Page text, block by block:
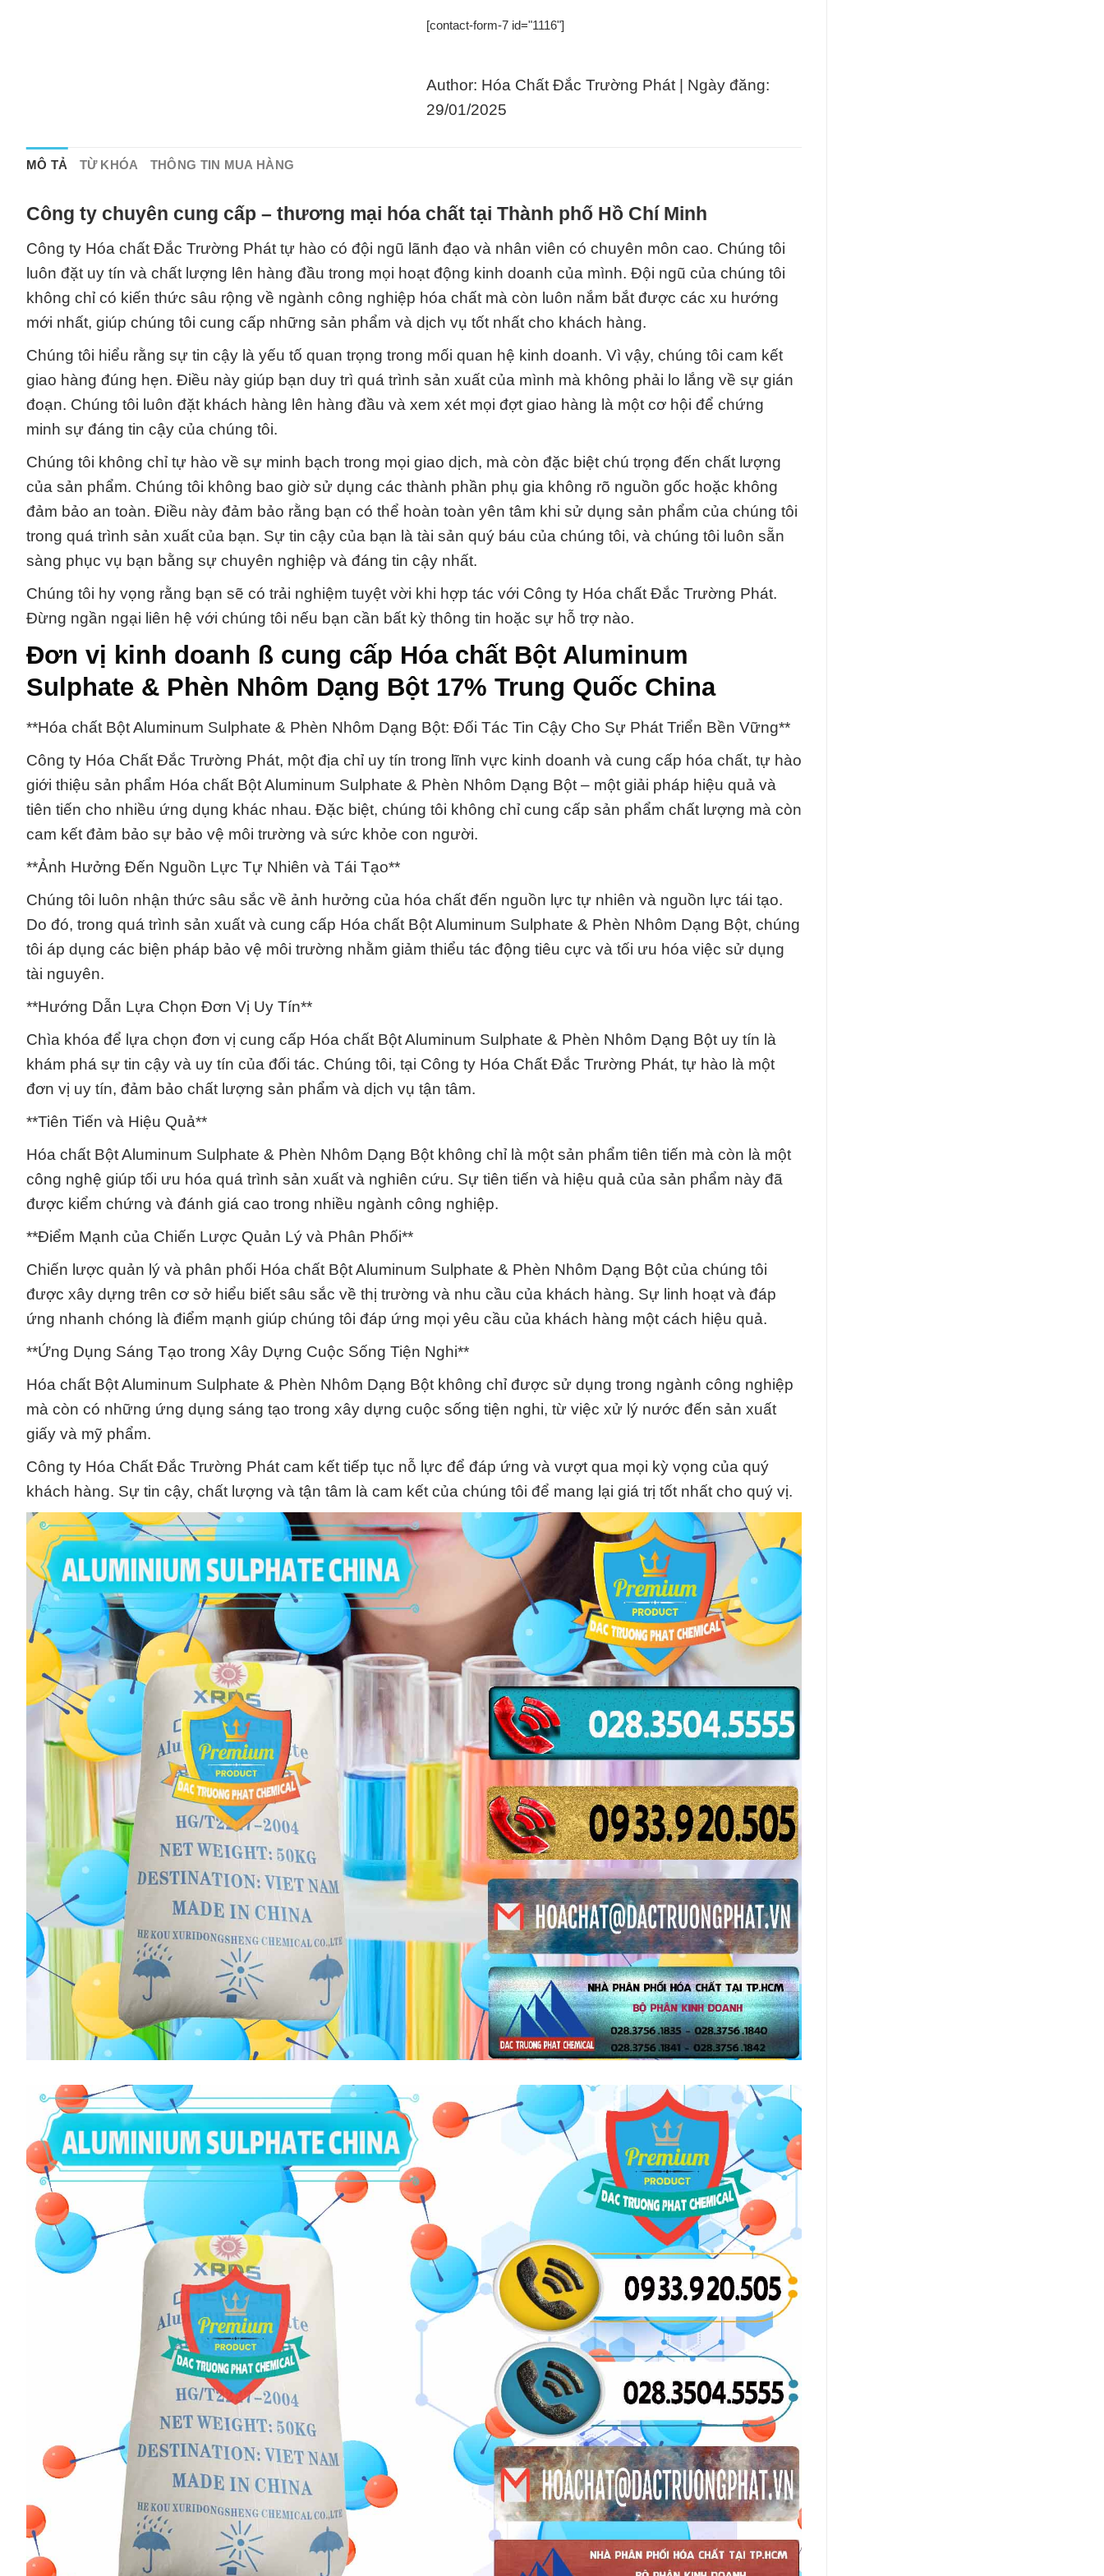
[contact-form-7 id="1116"]
Author: Hóa Chất Đắc Trường Phát | Ngày đăng:
29/01/2025
MÔ TẢ TỪ KHÓA THÔNG TIN MUA HÀNG
Công ty chuyên cung cấp – thương mại hóa chất tại Thành phố Hồ Chí Minh
Công ty Hóa chất Đắc Trường Phát tự hào có đội ngũ lãnh đạo và nhân viên có chuyên môn cao. Chúng tôi
luôn đặt uy tín và chất lượng lên hàng đầu trong mọi hoạt động kinh doanh của mình. Đội ngũ của chúng tôi
không chỉ có kiến thức sâu rộng về ngành công nghiệp hóa chất mà còn luôn nắm bắt được các xu hướng
mới nhất, giúp chúng tôi cung cấp những sản phẩm và dịch vụ tốt nhất cho khách hàng.
Chúng tôi hiểu rằng sự tin cậy là yếu tố quan trọng trong mối quan hệ kinh doanh. Vì vậy, chúng tôi cam kết
giao hàng đúng hẹn. Điều này giúp bạn duy trì quá trình sản xuất của mình mà không phải lo lắng về sự gián
đoạn. Chúng tôi luôn đặt khách hàng lên hàng đầu và xem xét mọi đợt giao hàng là một cơ hội để chứng
minh sự đáng tin cậy của chúng tôi.
Chúng tôi không chỉ tự hào về sự minh bạch trong mọi giao dịch, mà còn đặc biệt chú trọng đến chất lượng
của sản phẩm. Chúng tôi không bao giờ sử dụng các thành phần phụ gia không rõ nguồn gốc hoặc không
đảm bảo an toàn. Điều này đảm bảo rằng bạn có thể hoàn toàn yên tâm khi sử dụng sản phẩm của chúng tôi
trong quá trình sản xuất của bạn. Sự tin cậy của bạn là tài sản quý báu của chúng tôi, và chúng tôi luôn sẵn
sàng phục vụ bạn bằng sự chuyên nghiệp và đáng tin cậy nhất.
Chúng tôi hy vọng rằng bạn sẽ có trải nghiệm tuyệt vời khi hợp tác với Công ty Hóa chất Đắc Trường Phát.
Đừng ngần ngại liên hệ với chúng tôi nếu bạn cần bất kỳ thông tin hoặc sự hỗ trợ nào.
Đơn vị kinh doanh ß cung cấp Hóa chất Bột Aluminum
Sulphate & Phèn Nhôm Dạng Bột 17% Trung Quốc China
**Hóa chất Bột Aluminum Sulphate & Phèn Nhôm Dạng Bột: Đối Tác Tin Cậy Cho Sự Phát Triển Bền Vững**
Công ty Hóa Chất Đắc Trường Phát, một địa chỉ uy tín trong lĩnh vực kinh doanh và cung cấp hóa chất, tự hào
giới thiệu sản phẩm Hóa chất Bột Aluminum Sulphate & Phèn Nhôm Dạng Bột – một giải pháp hiệu quả và
tiên tiến cho nhiều ứng dụng khác nhau. Đặc biệt, chúng tôi không chỉ cung cấp sản phẩm chất lượng mà còn
cam kết đảm bảo sự bảo vệ môi trường và sức khỏe con người.
**Ảnh Hưởng Đến Nguồn Lực Tự Nhiên và Tái Tạo**
Chúng tôi luôn nhận thức sâu sắc về ảnh hưởng của hóa chất đến nguồn lực tự nhiên và nguồn lực tái tạo.
Do đó, trong quá trình sản xuất và cung cấp Hóa chất Bột Aluminum Sulphate & Phèn Nhôm Dạng Bột, chúng
tôi áp dụng các biện pháp bảo vệ môi trường nhằm giảm thiểu tác động tiêu cực và tối ưu hóa việc sử dụng
tài nguyên.
**Hướng Dẫn Lựa Chọn Đơn Vị Uy Tín**
Chìa khóa để lựa chọn đơn vị cung cấp Hóa chất Bột Aluminum Sulphate & Phèn Nhôm Dạng Bột uy tín là
khám phá sự tin cậy và uy tín của đối tác. Chúng tôi, tại Công ty Hóa Chất Đắc Trường Phát, tự hào là một
đơn vị uy tín, đảm bảo chất lượng sản phẩm và dịch vụ tận tâm.
**Tiên Tiến và Hiệu Quả**
Hóa chất Bột Aluminum Sulphate & Phèn Nhôm Dạng Bột không chỉ là một sản phẩm tiên tiến mà còn là một
công nghệ giúp tối ưu hóa quá trình sản xuất và nghiên cứu. Sự tiên tiến và hiệu quả của sản phẩm này đã
được kiểm chứng và đánh giá cao trong nhiều ngành công nghiệp.
**Điểm Mạnh của Chiến Lược Quản Lý và Phân Phối**
Chiến lược quản lý và phân phối Hóa chất Bột Aluminum Sulphate & Phèn Nhôm Dạng Bột của chúng tôi
được xây dựng trên cơ sở hiểu biết sâu sắc về thị trường và nhu cầu của khách hàng. Sự linh hoạt và đáp
ứng nhanh chóng là điểm mạnh giúp chúng tôi đáp ứng mọi yêu cầu của khách hàng một cách hiệu quả.
**Ứng Dụng Sáng Tạo trong Xây Dựng Cuộc Sống Tiện Nghi**
Hóa chất Bột Aluminum Sulphate & Phèn Nhôm Dạng Bột không chỉ được sử dụng trong ngành công nghiệp
mà còn có những ứng dụng sáng tạo trong xây dựng cuộc sống tiện nghi, từ việc xử lý nước đến sản xuất
giấy và mỹ phẩm.
Công ty Hóa Chất Đắc Trường Phát cam kết tiếp tục nỗ lực để đáp ứng và vượt qua mọi kỳ vọng của quý
khách hàng. Sự tin cậy, chất lượng và tận tâm là cam kết của chúng tôi để mang lại giá trị tốt nhất cho quý vị.